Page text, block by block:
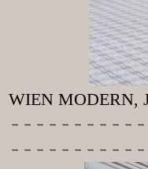
WIEN MODERN,
-----------